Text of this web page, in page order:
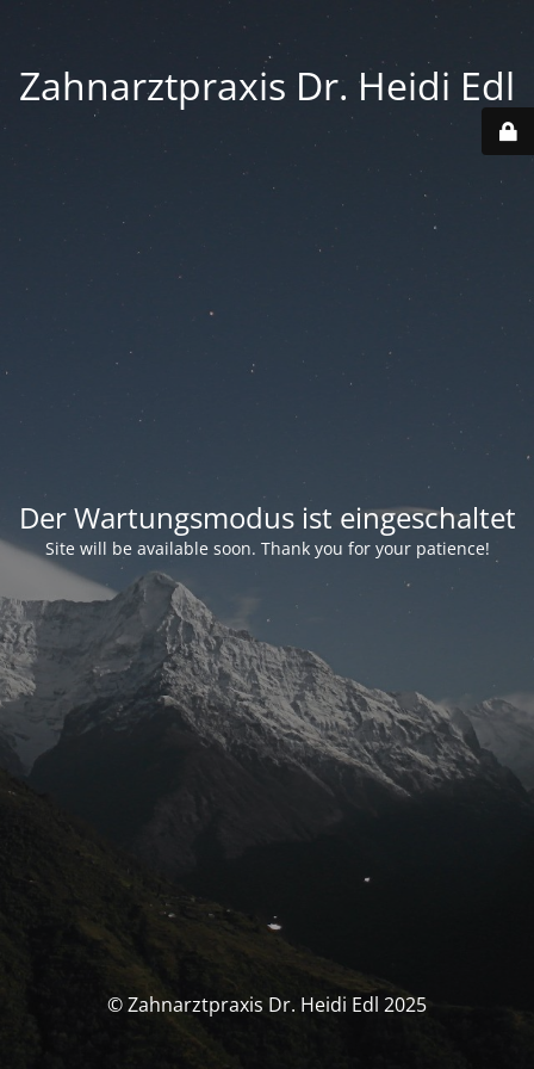
Zahnarztpraxis Dr. Heidi Edl
Der Wartungsmodus ist eingeschaltet
Site will be available soon. Thank you for your patience!
© Zahnarztpraxis Dr. Heidi Edl 2025